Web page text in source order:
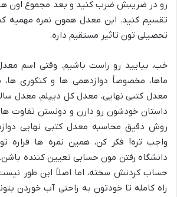
رو در ضریبش ضرب کنید و بعد مجموع اون
تقسیم کنید. این معدل همون نمره مهمیه
تحصیلی تون تاثیر مستقیم داره.
خب، بیایید رو راست باشیم. وقتی اسم
ماها، مخصوصاً دوازدهمی ها و کنکوری
معدل کتبی نهایی، معدل کل دیپلم، معدل
داستان خودشون رو دارن و دونستن تفاوت
روش دقیق محاسبه معدل کتبی نهایی
واجب تره! فکر کن، همین نمره ها قراره
دانشگاه رفتن مون حسابی تعیین کننده
حساب کردنش سخته، اما اصلاً این طور
راه کامله تا خودتون به راحتی آب خوردن